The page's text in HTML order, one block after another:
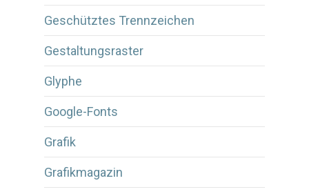
Geschütztes Trennzeichen
Gestaltungsraster
Glyphe
Google-Fonts
Grafik
Grafikmagazin